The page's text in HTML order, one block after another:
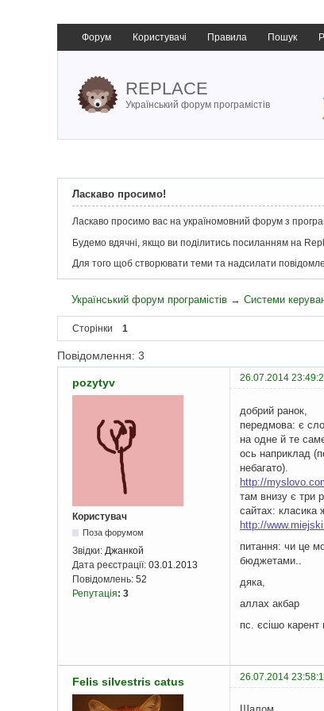
Форум Користувачі Правила Пошук
REPLACE
Український форум програмістів
Ласкаво просимо!
Ласкаво просимо вас на україномовний форум з
Будемо вдячні, якщо ви поділитись посиланням на
Для того щоб створювати теми та надсилати
Український форум програмістів →Системи
Сторінки 1
Повідомлення: 3
pozytyv 26.07.2014
Користувач
Поза форумом
Звідки: Джанкой
Дата реєстрації: 03.01.2013
Повідомлень: 52
Репутація: 3
добрий ранок,
передмова: є
на одне й те
ось наприклад
небагато).
http://
там внизу є три
сайтах: класика
http://
питання: чи це
бюджетами..
дяка,
аллах акбар
пс. єсішо карент
Felis silvestris catus 26.07.2014